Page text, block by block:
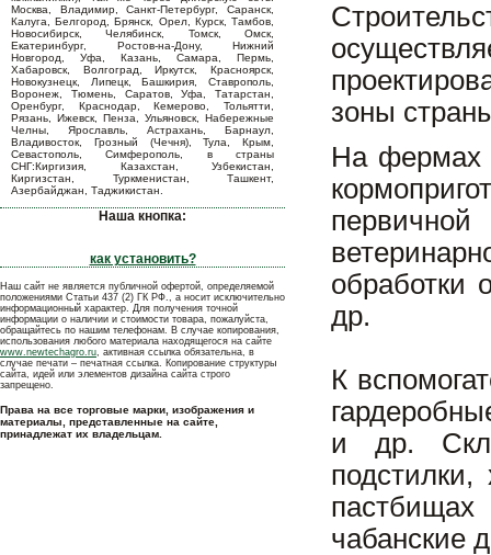
Москва, Владимир, Санкт-Петербург, Саранск,
Калуга, Белгород, Брянск, Орел, Курск, Тамбов,
Новосибирск, Челябинск, Томск, Омск,
Екатеринбург, Ростов-на-Дону, Нижний
Новгород, Уфа, Казань, Самара, Пермь,
Хабаровск, Волгоград, Иркутск, Красноярск,
Новокузнецк, Липецк, Башкирия, Ставрополь,
Воронеж, Тюмень, Саратов, Уфа, Татарстан,
Оренбург, Краснодар, Кемерово, Тольятти,
Рязань, Ижевск, Пенза, Ульяновск, Набережные
Челны, Ярославль, Астрахань, Барнаул,
Владивосток, Грозный (Чечня), Тула, Крым,
Севастополь, Симферополь, в страны
СНГ:Киргизия, Казахстан, Узбекистан,
Киргизстан, Туркменистан, Ташкент,
Азербайджан, Таджикистан.
Наша кнопка:
как установить?
Наш сайт не является публичной офертой, определяемой
положениями Статьи 437 (2) ГК РФ., а носит исключительно
информационный характер. Для получения точной
информации о наличии и стоимости товара, пожалуйста,
обращайтесь по нашим телефонам. В случае копирования,
использования любого материала находящегося на сайте
www.newtechagro.ru, активная ссылка обязательна, в
случае печати – печатная ссылка. Копирование структуры
сайта, идей или элементов дизайна сайта строго
запрещено.
Права на все торговые марки, изображения и
материалы, представленные на сайте,
принадлежат их владельцам.
зоны
На фермах
обработки
др.
К
и др.
пастбищах
чабанские